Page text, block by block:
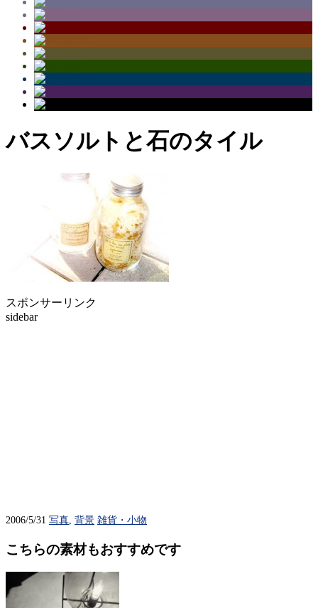
バスソルトと石のタイル
スポンサーリンク
sidebar
2006/5/31 写真 背景 雑貨・小物
こちらの素材もおすすめです